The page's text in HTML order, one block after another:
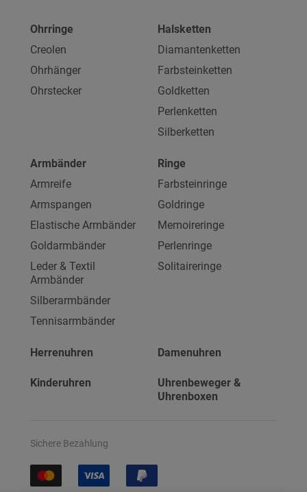
Ohrringe
Creolen
Ohrhänger
Ohrstecker
Halsketten
Diamantenketten
Farbsteinketten
Goldketten
Perlenketten
Silberketten
Armbänder
Armreife
Armspangen
Elastische Armbänder
Goldarmbänder
Leder & Textil
Armbänder
Silberarmbänder
Tennisarmbänder
Ringe
Farbsteinringe
Goldringe
Memoireringe
Perlenringe
Solitaireringe
Herrenuhren Damenuhren
Kinderuhren
Uhrenbeweger &
Uhrenboxen
Sichere Bezahlung